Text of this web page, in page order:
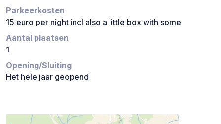
Parkeerkosten
15 euro per night incl also a little box with some
Aantal plaatsen
1
Opening/Sluiting
Het hele jaar geopend